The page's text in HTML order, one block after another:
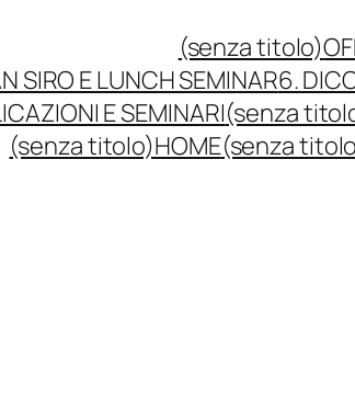
(senza titolo)
SIRO E LUNCH SEMINAR6.
E SEMINARI(senza
(senza titolo)HOME(senza